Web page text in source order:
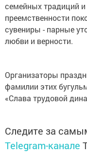
семейных традиций
преемственности
сувениры - парные
любви и верности.
Организаторы
фамилии этих
«Слава трудовой
Следите за
Telegram-канале